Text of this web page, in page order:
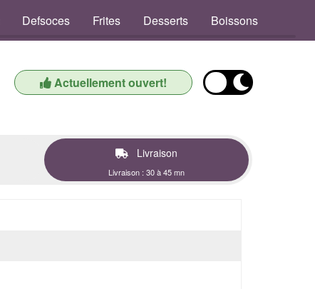
Defsoces Frites Desserts Boissons
Actuellement ouvert!
Livraison
Livraison : 30 à 45 mn